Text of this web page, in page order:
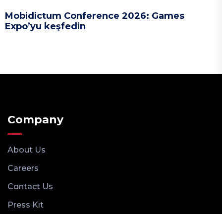
Mobidictum Conference 2026: Games
Expo’yu keşfedin
Company
About Us
Careers
Contact Us
Press Kit